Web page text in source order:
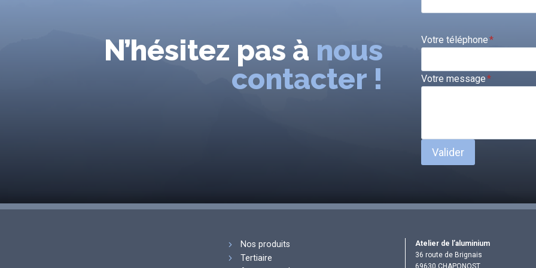
N’hésitez pas à nous
contacter !
Votre téléphone*
Votre message*
Valider
Nos produits
Tertiaire
Atelier de l’aluminium
36 route de Brignais
69630 CHAPONOST